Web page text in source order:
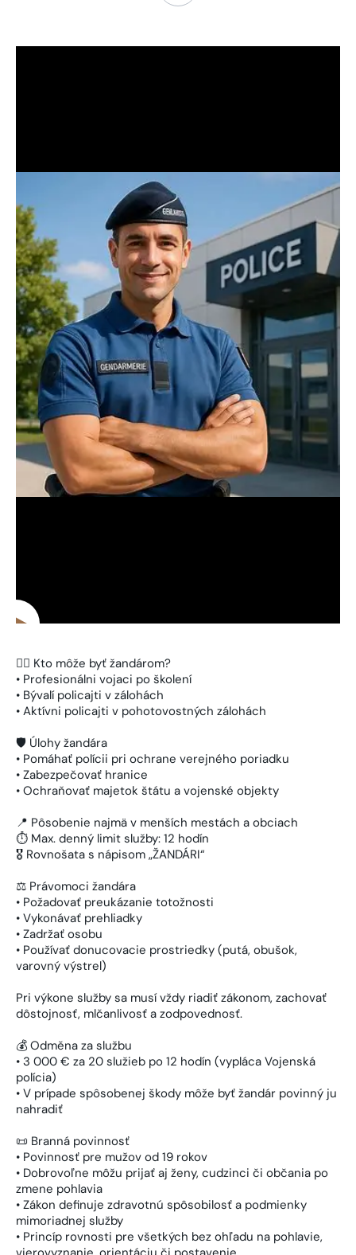
👮‍♂️ Kto môže byť žandárom?
• Profesionálni vojaci po školení
• Bývalí policajti v zálohách
• Aktívni policajti v pohotovostných zálohách
🛡️ Úlohy žandára
• Pomáhať polícii pri ochrane verejného poriadku
• Zabezpečovať hranice
• Ochraňovať majetok štátu a vojenské objekty
📍 Pôsobenie najmä v menších mestách a obciach
⏱️ Max. denný limit služby: 12 hodín
🎖️ Rovnošata s nápisom „ŽANDÁRI“
⚖️ Právomoci žandára
• Požadovať preukázanie totožnosti
• Vykonávať prehliadky
• Zadržať osobu
• Používať donucovacie prostriedky (putá, obušok,
varovný výstrel)
Pri výkone služby sa musí vždy riadiť zákonom, zachovať
dôstojnosť, mlčanlivosť a zodpovednosť.
💰 Odměna za službu
• 3 000 € za 20 služieb po 12 hodín (vypláca Vojenská
polícia)
• V prípade spôsobenej škody môže byť žandár povinný ju
nahradiť
📜 Branná povinnosť
• Povinnosť pre mužov od 19 rokov
• Dobrovoľne môžu prijať aj ženy, cudzinci či občania po
zmene pohlavia
• Zákon definuje zdravotnú spôsobilosť a podmienky
mimoriadnej služby
• Princíp rovnosti pre všetkých bez ohľadu na pohlavie,